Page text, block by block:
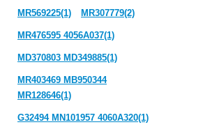
MR569225(1) MR307779(2)
MR476595 4056A037(1)
MD370803 MD349885(1)
MR403469 MB950344
MR128646(1)
G32494 MN101957 4060A320(1)